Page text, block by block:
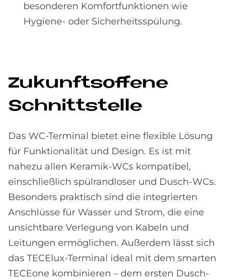
besonderen Komfortfunktionen wie
Hygiene- oder Sicherheitsspülung.
Zu­kunfts­of­fe­ne
Schnitt­stel­le
Das WC-Terminal bietet eine flexible Lösung
für Funktionalität und Design. Es ist mit
nahezu allen Keramik-WCs kompatibel,
einschließlich spülrandloser und Dusch-WCs.
Besonders praktisch sind die integrierten
Anschlüsse für Wasser und Strom, die eine
unsichtbare Verlegung von Kabeln und
Leitungen ermöglichen. Außerdem lässt sich
das TECElux-Terminal ideal mit dem smarten
TECEone kombinieren – dem ersten Dusch-